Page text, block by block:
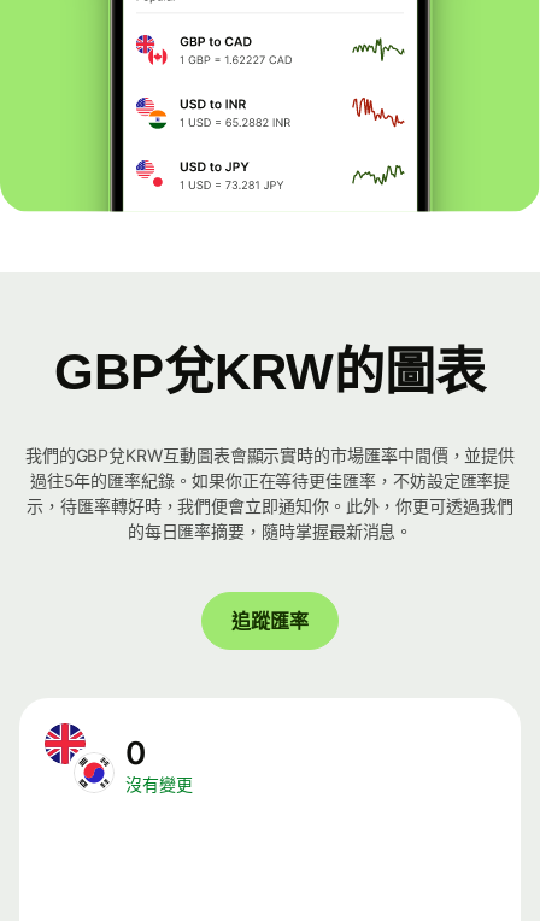
GBP兌KRW的圖表
我們的GBP兌KRW互動圖表會顯示實時的市場匯率中間價，並提供
過往5年的匯率紀錄。如果你正在等待更佳匯率，不妨設定匯率提
示，待匯率轉好時，我們便會立即通知你。此外，你更可透過我們
的每日匯率摘要，隨時掌握最新消息。
追蹤匯率
0
沒有變更